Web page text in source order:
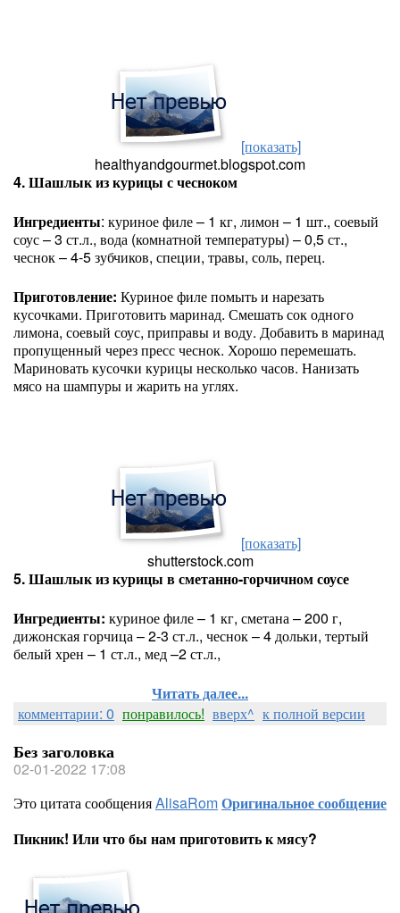
[показать]
healthyandgourmet.blogspot.com
4. Шашлык из курицы с чесноком
Ингредиенты: куриное филе – 1 кг, лимон – 1 шт., соевый
соус – 3 ст.л., вода (комнатной температуры) – 0,5 ст.,
чеснок – 4-5 зубчиков, специи, травы, соль, перец.
Приготовление: Куриное филе помыть и нарезать
кусочками. Приготовить маринад. Смешать сок одного
лимона, соевый соус, приправы и воду. Добавить в маринад
пропущенный через пресс чеснок. Хорошо перемешать.
Мариновать кусочки курицы несколько часов. Нанизать
мясо на шампуры и жарить на углях.
[показать]
shutterstock.com
5. Шашлык из курицы в сметанно-горчичном соусе
Ингредиенты: куриное филе – 1 кг, сметана – 200 г,
дижонская горчица – 2-3 ст.л., чеснок – 4 дольки, тертый
белый хрен – 1 ст.л., мед –2 ст.л.,
Читать далее...
комментарии: 0 понравилось! вверх^ к полной версии
Без заголовка
02-01-2022 17:08
Это цитата сообщенияAlisaRomОригинальное сообщение
Пикник! Или что бы нам приготовить к мясу?